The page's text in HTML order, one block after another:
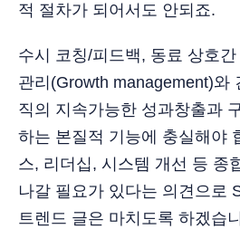
적 절차가 되어서도 안되죠.
수시 코칭/피드백, 동료 상호
관리(Growth management)와
직의 지속가능한 성과창출과
하는 본질적 기능에 충실해야
스, 리더십, 시스템 개선 등 종
나갈 필요가 있다는 의견으로
트렌드 글은 마치도록 하겠습